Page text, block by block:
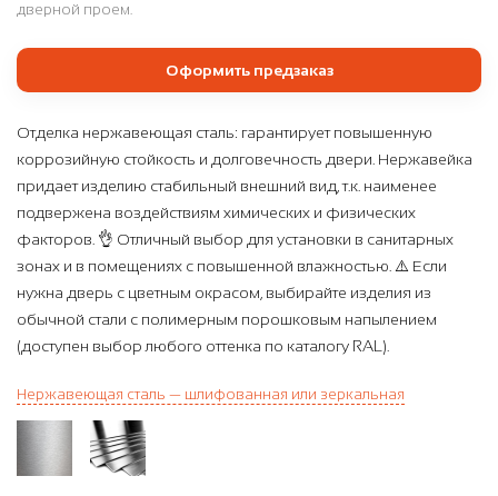
дверной проем.
Оформить предзаказ
Отделка нержавеющая сталь: гарантирует повышенную
коррозийную стойкость и долговечность двери. Нержавейка
придает изделию стабильный внешний вид, т.к. наименее
подвержена воздействиям химических и физических
факторов. 👌 Отличный выбор для установки в санитарных
зонах и в помещениях с повышенной влажностью. ⚠️ Если
нужна дверь с цветным окрасом, выбирайте изделия из
обычной стали с полимерным порошковым напылением
(доступен выбор любого оттенка по каталогу RAL).
Нержавеющая сталь — шлифованная или зеркальная